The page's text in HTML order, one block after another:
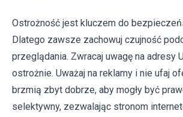
Ostrożność jest kluczem do
Dlatego zawsze zachowuj czujność
przeglądania. Zwracaj uwagę na adresy
ostrożnie. Uważaj na reklamy i nie ufaj
brzmią zbyt dobrze, aby mogły być
selektywny, zezwalając stronom